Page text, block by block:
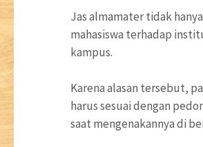
Jas almamater tidak
mahasiswa terhadap
kampus.
Karena alasan tersebut,
harus sesuai dengan
saat mengenakannya di